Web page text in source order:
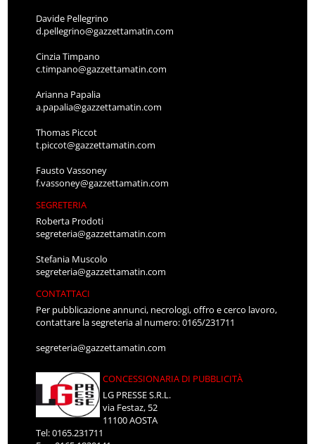
Davide Pellegrino
d.pellegrino@gazzettamatin.com
Cinzia Timpano
c.timpano@gazzettamatin.com
Arianna Papalia
a.papalia@gazzettamatin.com
Thomas Piccot
t.piccot@gazzettamatin.com
Fausto Vassoney
f.vassoney@gazzettamatin.com
SEGRETERIA
Roberta Prodoti
segreteria@gazzettamatin.com
Stefania Muscolo
segreteria@gazzettamatin.com
CONTATTACI
Per pubblicazione annunci, necrologi, offro e cerco lavoro,
contattare la segreteria al numero: 0165/231711
segreteria@gazzettamatin.com
CONCESSIONARIA DI PUBBLICITÀ
LG PRESSE S.R.L.
via Festaz, 52
11100 AOSTA
Tel: 0165.231711